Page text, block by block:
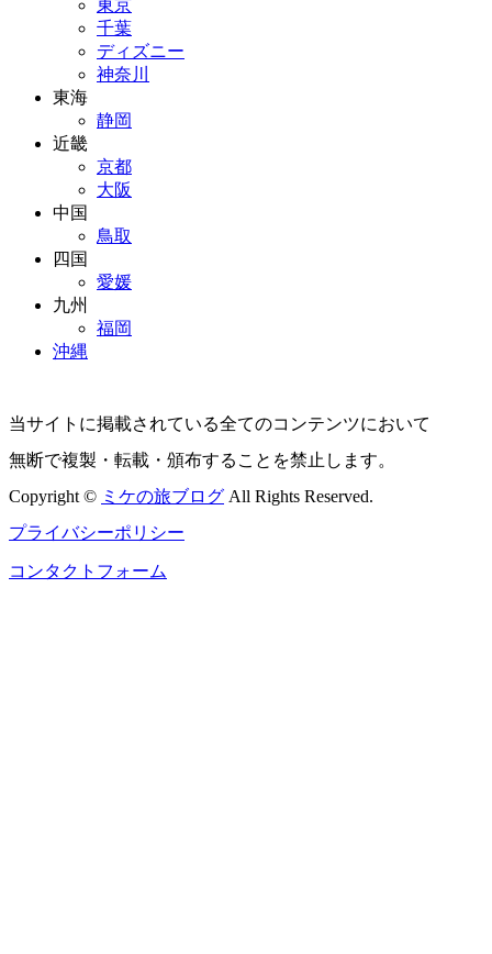
東京
千葉
ディズニー
神奈川
東海
静岡
近畿
京都
大阪
中国
鳥取
四国
愛媛
九州
福岡
沖縄
当サイトに掲載されている全てのコンテンツにおいて
無断で複製・転載・頒布することを禁止します。
Copyright © ミケの旅ブログ All Rights Reserved.
プライバシーポリシー
コンタクトフォーム